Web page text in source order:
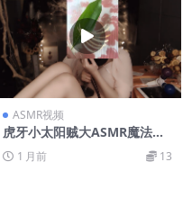
ASMR视频
虎牙小太阳贼大ASMR魔法书
1 月前 13